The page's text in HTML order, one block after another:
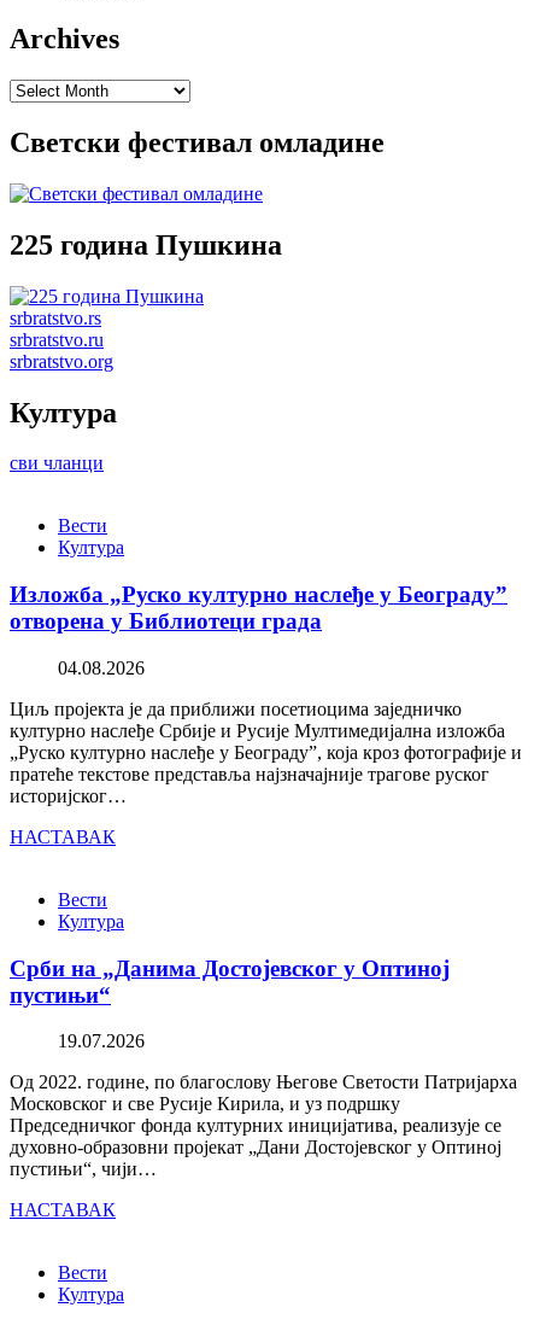
Archives
Archives
Светски фестивал омладине
225 година Пушкина
srbratstvo.rs
srbratstvo.ru
srbratstvo.org
Култура
сви чланци
Вести
Култура
Изложба „Руско културно наслеђе у Београду”
отворена у Библиотеци града
04.08.2026
Циљ пројекта је да приближи посетиоцима заједничко
културно наслеђе Србије и Русије Мултимедијална изложба
„Руско културно наслеђе у Београду”, која кроз фотографије и
пратеће текстове представља најзначајније трагове руског
историјског…
НАСТАВАК
Вести
Култура
Срби на „Данима Достојевског у Оптиној
пустињи“
19.07.2026
Од 2022. године, по благослову Његове Светости Патријарха
Московског и све Русије Кирила, и уз подршку
Председничког фонда културних иницијатива, реализује се
духовно-образовни пројекат „Дани Достојевског у Оптиној
пустињи“, чији…
НАСТАВАК
Вести
Култура